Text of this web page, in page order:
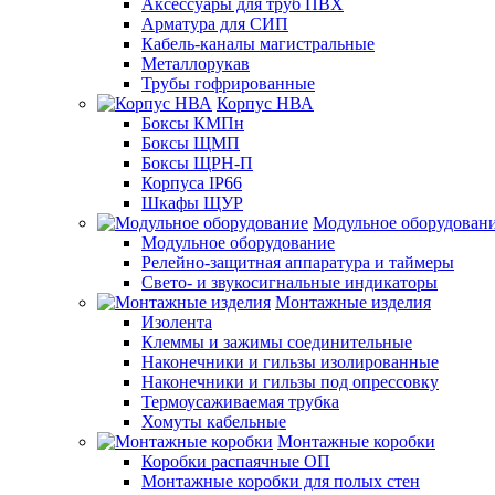
Арматура для СИП
Кабель-каналы магистральные
Металлорукав
Трубы гофрированные
Корпус НВА
Боксы КМПн
Боксы ЩМП
Боксы ЩРН-П
Корпуса IP66
Шкафы ЩУР
Модульное
Модульное оборудование
Релейно-защитная аппаратура и таймеры
Свето- и звукосигнальные индикаторы
Монтажные изделия
Изолента
Клеммы и зажимы соединительные
Наконечники и гильзы изолированные
Наконечники и гильзы под опрессовку
Термоусаживаемая трубка
Хомуты кабельные
Монтажные коробки
Коробки распаячные ОП
Монтажные коробки для полых стен